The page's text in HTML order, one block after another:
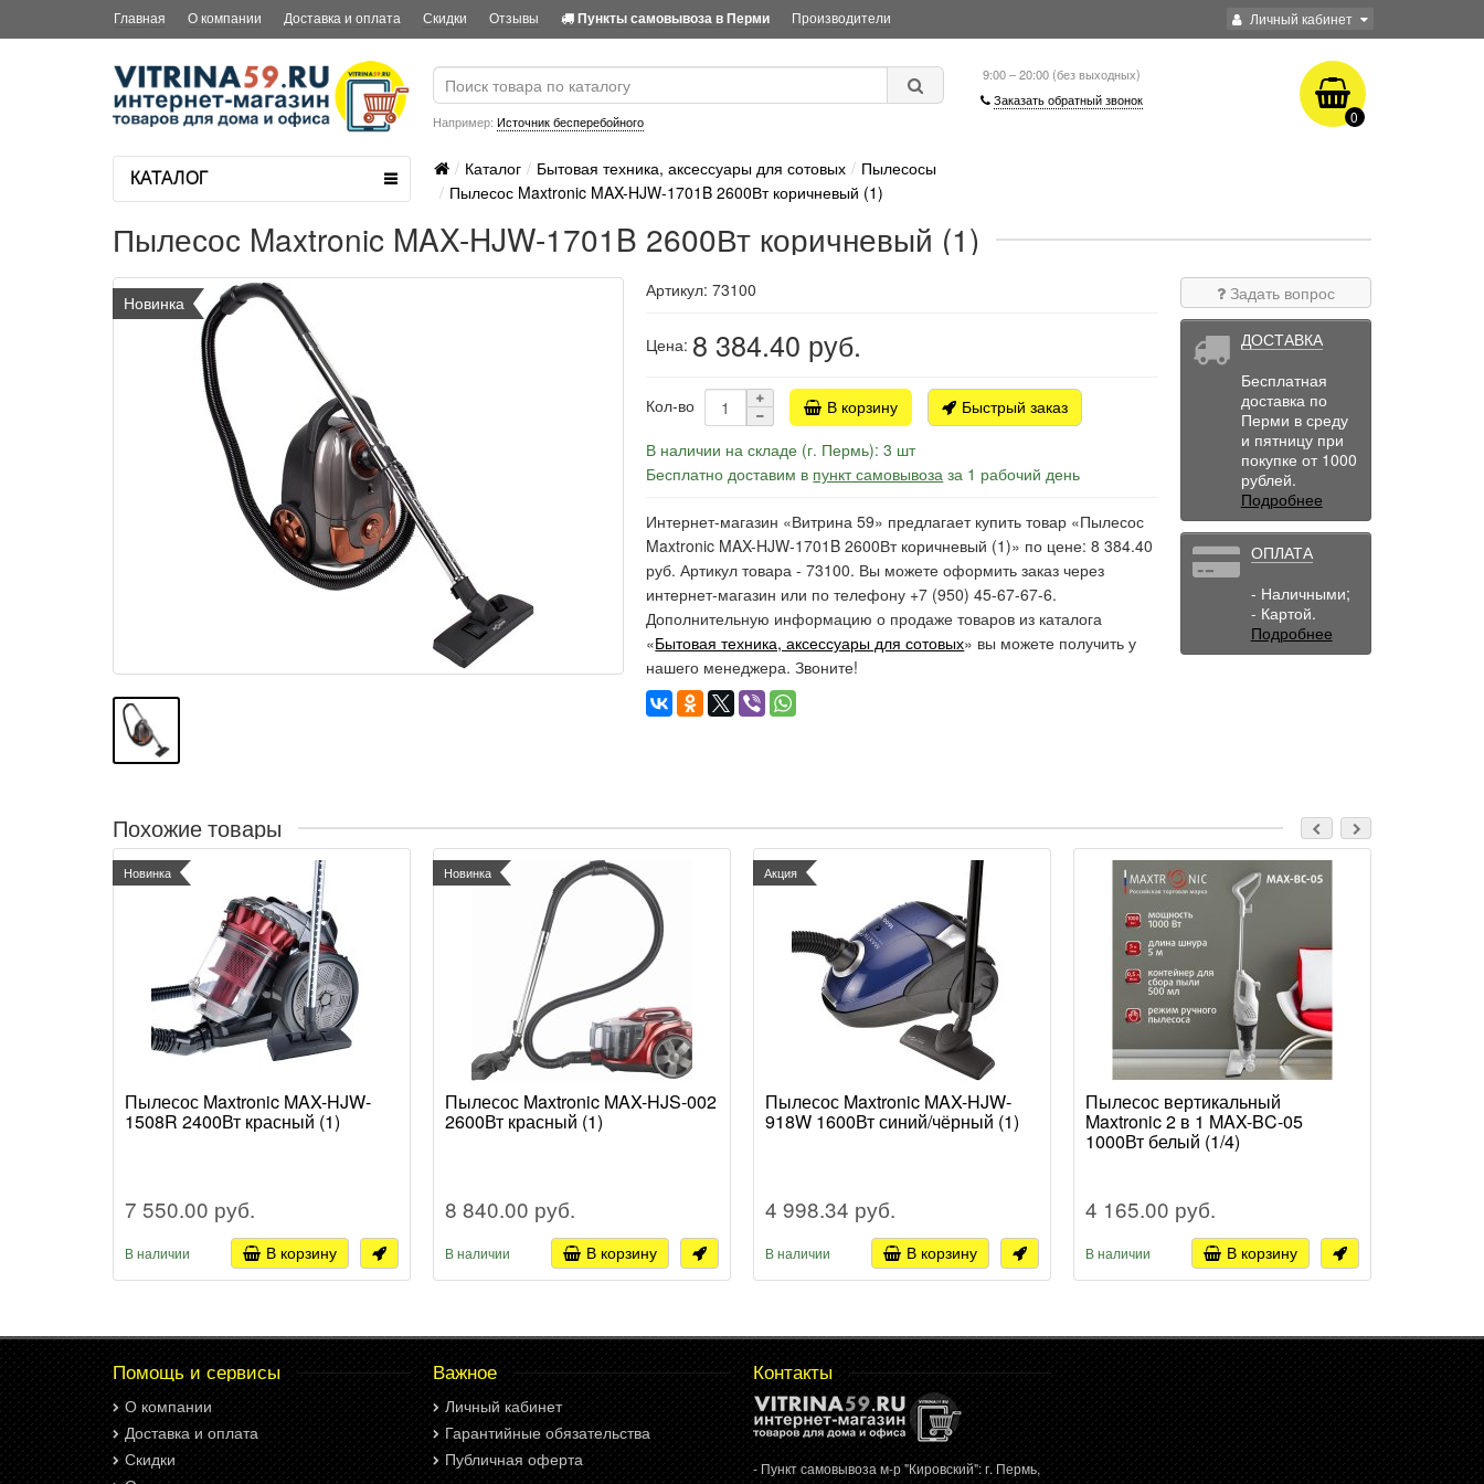
Личный кабинет
Главная О компании Доставка и оплата Скидки Отзывы Пункты самовывоза в Перми Производители
Например: Источник бесперебойного
9:00 – 20:00 (без выходных)
Заказать обратный звонок
0
КАТАЛОГ Каталог Бытовая техника, аксессуары для сотовых
Пылесосы
Пылесос Maxtronic MAX-HJW-1701B 2600Вт коричневый (1)
Пылесос Maxtronic MAX-HJW-1701B 2600Вт коричневый (1)
Новинка
Артикул: 73100
Цена: 8 384.40 руб.
Кол-во В корзину
Быстрый заказ
В наличии на складе (г. Пермь): 3 шт
Бесплатно доставим в пункт самовывоза за 1 рабочий день
Интернет-магазин «Витрина 59» предлагает купить товар «Пылесос
Maxtronic MAX-HJW-1701B 2600Вт коричневый (1)» по цене: 8 384.40
руб. Артикул товара - 73100. Вы можете оформить заказ через
интернет-магазин или по телефону +7 (950) 45-67-67-6.
Дополнительную информацию о продаже товаров из каталога
«Бытовая техника, аксессуары для сотовых» вы можете получить у
нашего менеджера. Звоните!
Задать вопрос
ДОСТАВКА
Бесплатная
доставка по
Перми в среду
и пятницу при
покупке от 1000
рублей.
Подробнее
ОПЛАТА
- Наличными;
- Картой.
Подробнее
Похожие товары
Новинка
Пылесос Maxtronic MAX-HJW-
1508R 2400Вт красный (1)
7 550.00 руб.
В наличии В корзину
Новинка
Пылесос Maxtronic MAX-HJS-002
2600Вт красный (1)
8 840.00 руб.
В наличии В корзину
Акция
Пылесос Maxtronic MAX-HJW-
918W 1600Вт синий/чёрный (1)
4 998.34 руб.
В наличии В корзину
Пылесос вертикальный
Maxtronic 2 в 1 MAX-BC-05
1000Вт белый (1/4)
4 165.00 руб.
В наличии В корзину
Помощь и сервисы
О компании
Доставка и оплата
Скидки
Важное
Личный кабинет
Гарантийные обязательства
Публичная оферта
Контакты
- Пункт самовывоза м-р "Кировский": г. Пермь,